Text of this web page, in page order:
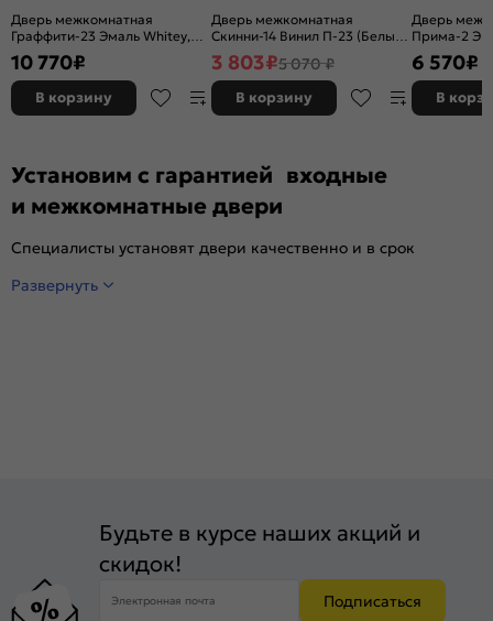
Дверь межкомнатная
Граффити-23 Эмаль Whitey,
без декора, глухая, без
стекла, без кромки, каркасно-
щитовая
10 770₽
В корзину
Дверь межкомнатная
Скинни-14 Винил П-23 (Белый),
глухая, скиновая
3 803₽5 070 ₽
В корзину
Дверь
Прима-2
Melinga,
декора,
филенчатая
6 570₽
В
Установим с гарантией входные
и межкомнатные двери
Специалисты установят двери качественно и в срок
Развернуть
Будьте в курсе наших акций и
скидок!
Электронная почта Подписаться